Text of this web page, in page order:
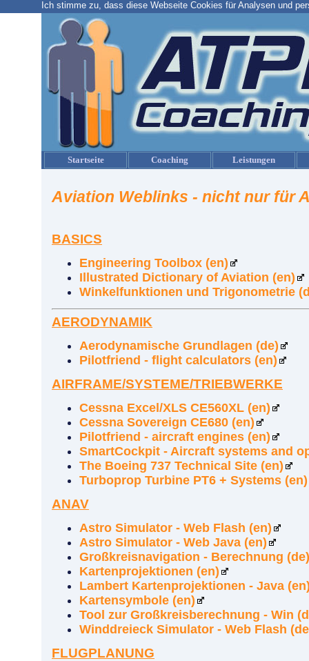
Ich stimme zu, dass diese Webseite Cookies für Analysen und
Startseite Coaching Leistungen
Aviation Weblinks - nicht nur für
BASICS
Engineering Toolbox (en)
Illustrated Dictionary of Aviation (en)
Winkelfunktionen und Trigonometrie
AERODYNAMIK
Aerodynamische Grundlagen (de)
Pilotfriend - flight calculators (en)
AIRFRAME/SYSTEME/TRIEBWERKE
Cessna Excel/XLS CE560XL (en)
Cessna Sovereign CE680 (en)
Pilotfriend - aircraft engines (en)
SmartCockpit - Aircraft systems and
The Boeing 737 Technical Site (en)
Turboprop Turbine PT6 + Systems (en)
ANAV
Astro Simulator - Web Flash (en)
Astro Simulator - Web Java (en)
Großkreisnavigation - Berechnung (de)
Kartenprojektionen (en)
Lambert Kartenprojektionen - Java
Kartensymbole (en)
Tool zur Großkreisberechnung - Win
Winddreieck Simulator - Web Flash
FLUGPLANUNG